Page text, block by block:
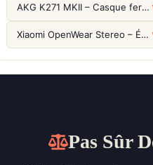
AKG K271 MKII – Casque fermé studio fiable pour une écoute neutre
Xiaomi OpenWear Stereo – Écouteurs Open-Ear Hi-Res avec réduction de fuite sonore
Pas Sûr